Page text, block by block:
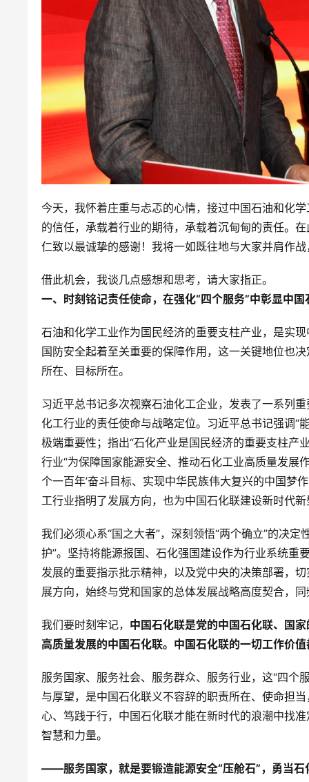
今天，我怀着庄重与忐忑的心情，接过中国石油和化
的信任，承载着行业的期待，承载着沉甸甸的责任。
仁致以最诚挚的感谢！我将一如既往地与大家并肩作
借此机会，我谈几点感想和思考，请大家指正。
一、 时刻铭记责任使命，在强化“四个服务”中彰显中
石油和化学工业作为国民经济的重要支柱产业，是实
国防安全起着至关重要的保障作用，这一关键地位也
所在、目标所在。
习近平总书记多次视察石油化工企业，发表了一系列
化工行业的责任使命与战略定位。习近平总书记强调“
极端重要性；指出“石化产业是国民经济的重要支柱产
行业“为保障国家能源安全、推动石化工业高质量发展
个一百年’奋斗目标、实现中华民族伟大复兴的中国梦
工行业指明了发展方向，也为中国石化联建设新时代
我们必须心系“国之大者”，深刻领悟“两个确立”的决定
护”。坚持将能源报国、石化强国建设作为行业系统重
发展的重要指示批示精神，以及党中央的决策部署，
展方向，始终与党和国家的总体发展战略高度契合，
我们要时刻牢记， 中国石化联是党的中国石化联、国
高质量发展的中国石化联。中国石化联的一切工作价
服务国家、服务社会、服务群众、服务行业，这“四个
与厚望，是中国石化联义不容辞的职责所在、使命担
心、笃践于行，中国石化联才能在新时代的浪潮中找
智慧和力量。
——服务国家，就是要锻造能源安全“压舱石”，勇当石